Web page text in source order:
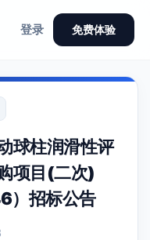
登录 免费体验
球柱润滑性评
项目(二次)
）招标公告